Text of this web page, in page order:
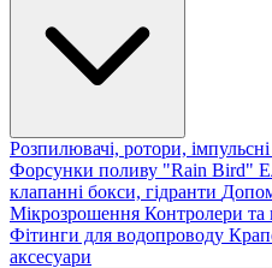
Розпилювачі, ротори,
Форсунки поливу "Rain Bird"
клапанні бокси, гідранти
Мікрозрошення Контролери та
Фітинги для водопроводу
аксесуари